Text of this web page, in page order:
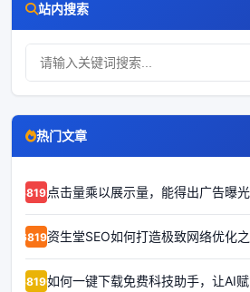
站内搜索
热门文章
68192点击量乘以展示量，能得出广告曝光
68191资生堂SEO如何打造极致网络优化之
68190如何一键下载免费科技助手，让AI赋